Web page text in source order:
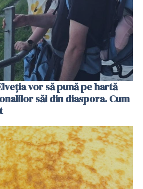
vor să pună pe hartă
săi din diaspora. Cum